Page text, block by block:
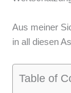
Aus meiner
in all diesen
Table of